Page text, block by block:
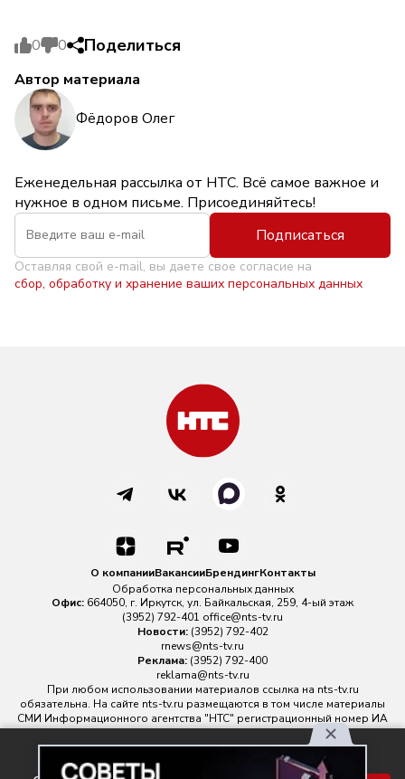
0 0 Поделиться
Автор материала
Фёдоров Олег
Еженедельная рассылка от НТС. Всё самое важное и
нужное в одном письме. Присоединяйтесь!
Подписаться
Оставляя свой e-mail, вы даете свое согласие на
сбор, обработку и хранение ваших персональных данных
О компанииВакансииБрендингКонтакты
Обработка персональных данных
Офис: 664050, г. Иркутск, ул. Байкальская, 259, 4-ый этаж
(3952) 792-401 office@nts-tv.ru
Новости: (3952) 792-402
rnews@nts-tv.ru
Реклама: (3952) 792-400
reklama@nts-tv.ru
При любом использовании материалов ссылка на nts-tv.ru
обязательна. На сайте nts-tv.ru размещаются в том числе материалы
СМИ Информационного агентства "НТС" регистрационный номер ИА
№ ФС 77 - 88763 зарегистрировано Федеральной службой по
надзору в сфере связи, информационных технологий и массовых
Главный редактор ИА "НТС" Иштулкин Евгений Александрович
16+